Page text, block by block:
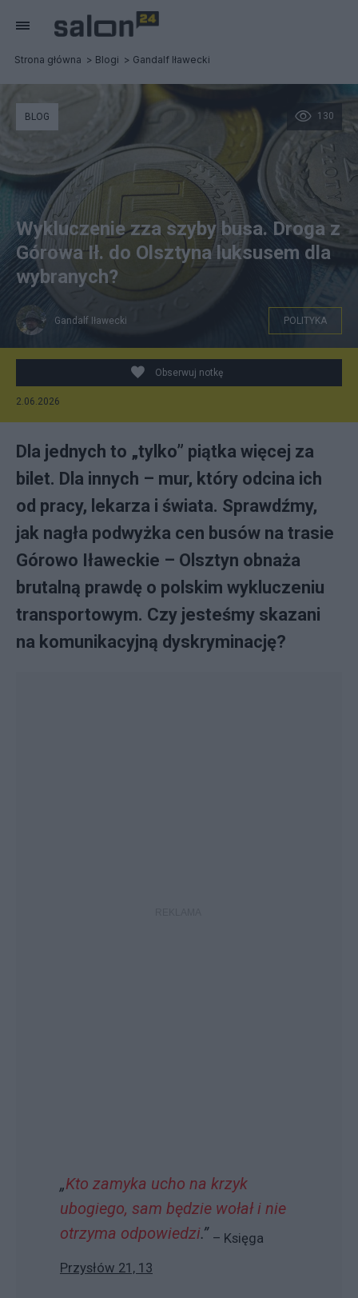
Strona główna Blogi Gandalf Iławecki
pixabay.com
130
BLOG
Wykluczenie zza szyby busa. Droga z
Górowa Ił. do Olsztyna luksusem dla
wybranych?
Gandalf Iławecki POLITYKA
Obserwuj notkę
2.06.2026
Dla jednych to „tylko” piątka więcej za
bilet. Dla innych – mur, który odcina ich
od pracy, lekarza i świata. Sprawdźmy,
jak nagła podwyżka cen busów na trasie
Górowo Iławeckie – Olsztyn obnaża
brutalną prawdę o polskim wykluczeniu
transportowym. Czy jesteśmy skazani
na komunikacyjną dyskryminację?
„Kto zamyka ucho na krzyk
ubogiego, sam będzie wołał i nie
otrzyma odpowiedzi.” – Księga
Przysłów 21, 13